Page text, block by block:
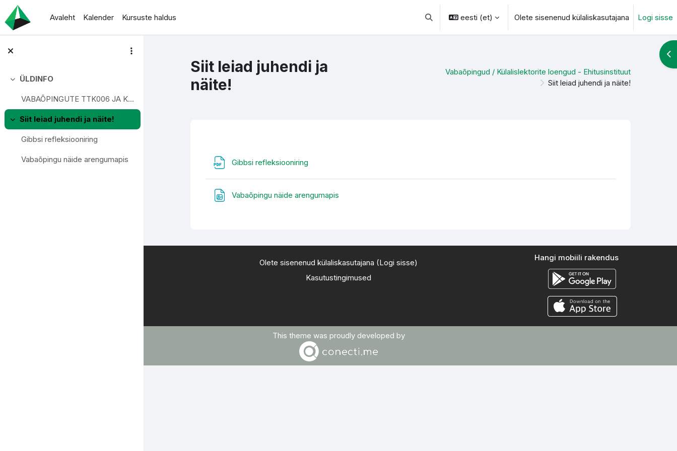
Jäta vahele peasisuni
Avaleht
Kalender Kursuste haldus Lülitab otsingu sisendi
eesti ‎(et)‎ Olete sisenenud külaliskasutajana Logi sisse
Ahenda
ÜLDINFO
VABAÕPINGUTE TTK006 JA KÜLALISLEKTORITE LOENGUTE T...
Ahenda
Siit leiad juhendi ja näite!
Gibbsi refleksiooniring
Vabaõpingu näide arengumapis
Siit leiad juhendi ja
näite!
Vabaõpingud / Külalislektorite loengud - Ehitusinstituut
Siit leiad juhendi ja näite!
Gibbsi refleksiooniring
Vabaõpingu näide arengumapis
Olete sisenenud külaliskasutajana (Logi sisse)
Kasutustingimused
Hangi mobiili rakendus
This theme was proudly developed by